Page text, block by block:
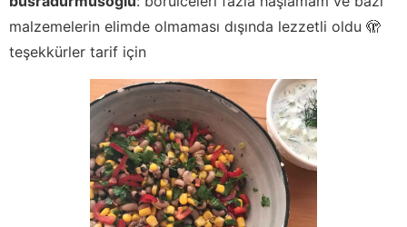
malzemelerin elimde olmaması dışında lezzetli oldu 🫣
teşekkürler tarif için